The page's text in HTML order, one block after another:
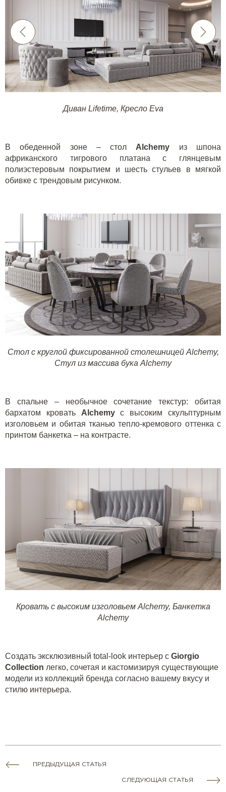
Диван Lifetime, Кресло Eva
В обеденной зоне – стол Alchemy
из шпона
африканского тигрового платана с глянцевым
полиэстеровым покрытием и шесть стульев в мягкой
обивке с трендовым рисунком.
Стол с круглой фиксированной столешницей Alchemy,
Стул из массива бука Alchemy
В спальне – необычное сочетание текстур: обитая
бархатом кровать Alchemy
с высоким скульптурным
изголовьем и обитая тканью тепло-кремового оттенка с
принтом банкетка – на контрасте.
Кровать с высоким изголовьем Alchemy, Банкетка
Alchemy
Создать эксклюзивный total-look интерьер с Giorgio
Collection легко, сочетая и кастомизируя существующие
модели из коллекций бренда согласно вашему вкусу и
стилю интерьера.
ПРЕДЫДУЩАЯ СТАТЬЯ
СЛЕДУЮЩАЯ СТАТЬЯ